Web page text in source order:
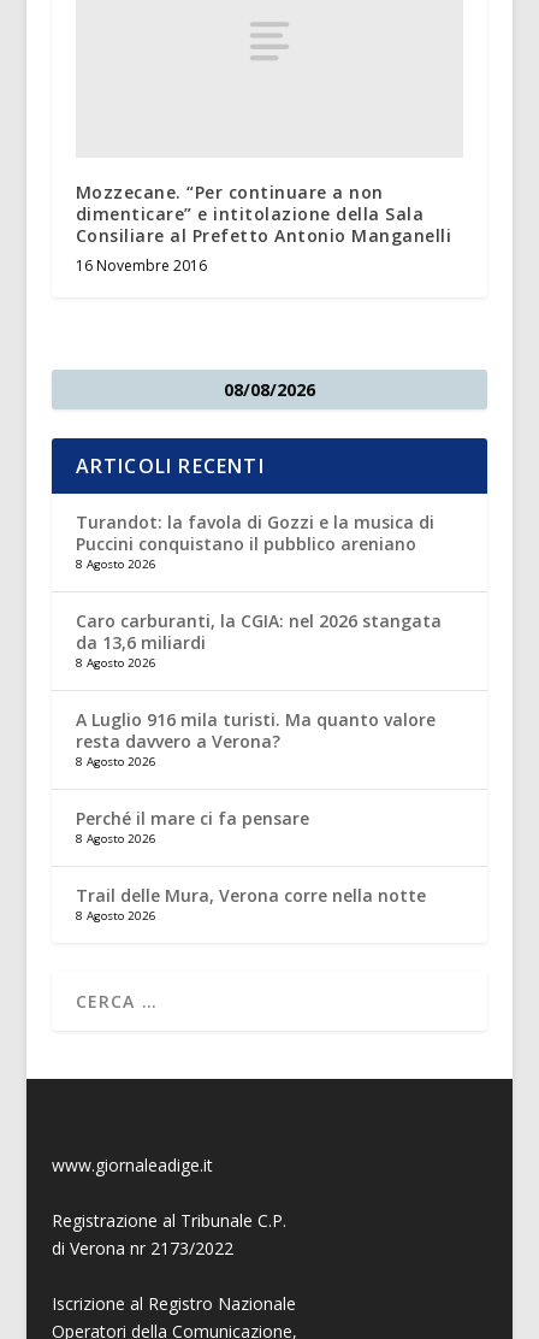
Mozzecane. “Per continuare a non
dimenticare” e intitolazione della Sala
Consiliare al Prefetto Antonio Manganelli
16 Novembre 2016
08/08/2026
ARTICOLI RECENTI
Turandot: la favola di Gozzi e la musica di
Puccini conquistano il pubblico areniano
8 Agosto 2026
Caro carburanti, la CGIA: nel 2026 stangata
da 13,6 miliardi
8 Agosto 2026
A Luglio 916 mila turisti. Ma quanto valore
resta davvero a Verona?
8 Agosto 2026
Perché il mare ci fa pensare
8 Agosto 2026
Trail delle Mura, Verona corre nella notte
8 Agosto 2026
www.giornaleadige.it
Registrazione al Tribunale C.P.
di Verona nr 2173/2022
Iscrizione al Registro Nazionale
Operatori della Comunicazione,